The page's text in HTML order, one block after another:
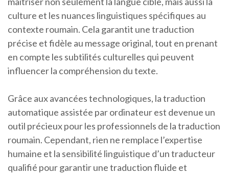
culture et les nuances linguistiques spécifiques au
contexte roumain. Cela garantit une traduction
précise et fidèle au message original, tout en prenant
en compte les subtilités culturelles qui peuvent
influencer la compréhension du texte.
Grâce aux avancées technologiques, la traduction
automatique assistée par ordinateur est devenue un
outil précieux pour les professionnels de la traduction
roumain. Cependant, rien ne remplace l’expertise
humaine et la sensibilité linguistique d’un traducteur
qualifié pour garantir une traduction fluide et